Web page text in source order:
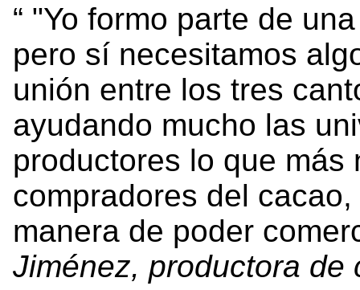
"Yo formo parte de
pero sí necesitamos
unión entre los tres
ayudando mucho las
productores lo que más
compradores del
manera de poder
Jiménez, productora de